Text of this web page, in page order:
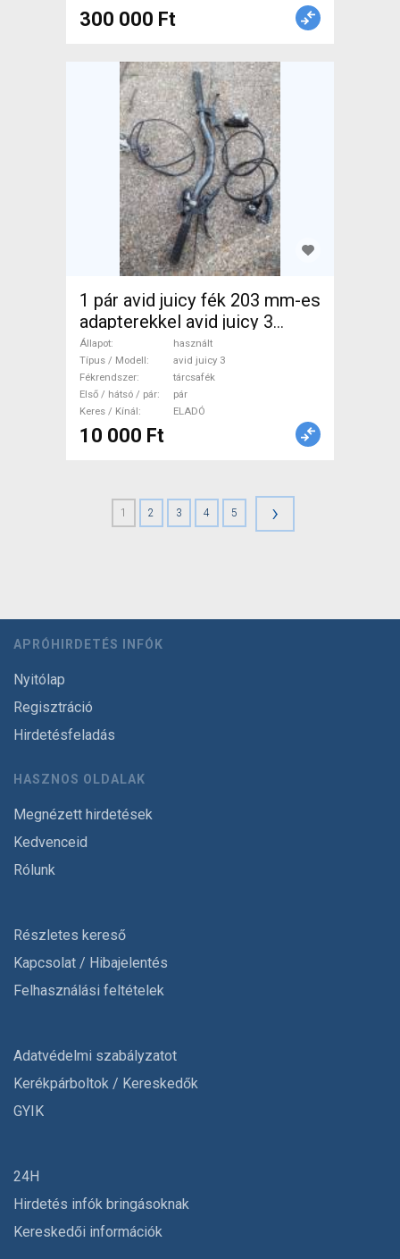
300 000 Ft
1 pár avid juicy fék 203 mm-es
adapterekkel avid juicy 3
Mountain Bike Alkatrész,
MTB Fék / Fékszett használt
ELADÓ
Állapot
használt
Típus / Modell
avid juicy 3
Fékrendszer
tárcsafék
Első / hátsó / pár
pár
Keres / Kínál
ELADÓ
10 000 Ft
1 2 3 4 5 ›
APRÓHIRDETÉS INFÓK
Nyitólap
Regisztráció
Hirdetésfeladás
HASZNOS OLDALAK
Megnézett hirdetések
Kedvenceid
Rólunk
Részletes kereső
Kapcsolat / Hibajelentés
Felhasználási feltételek
Adatvédelmi szabályzatot
Kerékpárboltok / Kereskedők
GYIK
24H
Hirdetés infók bringásoknak
Kereskedői információk